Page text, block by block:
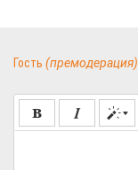
Гость (премодерация)